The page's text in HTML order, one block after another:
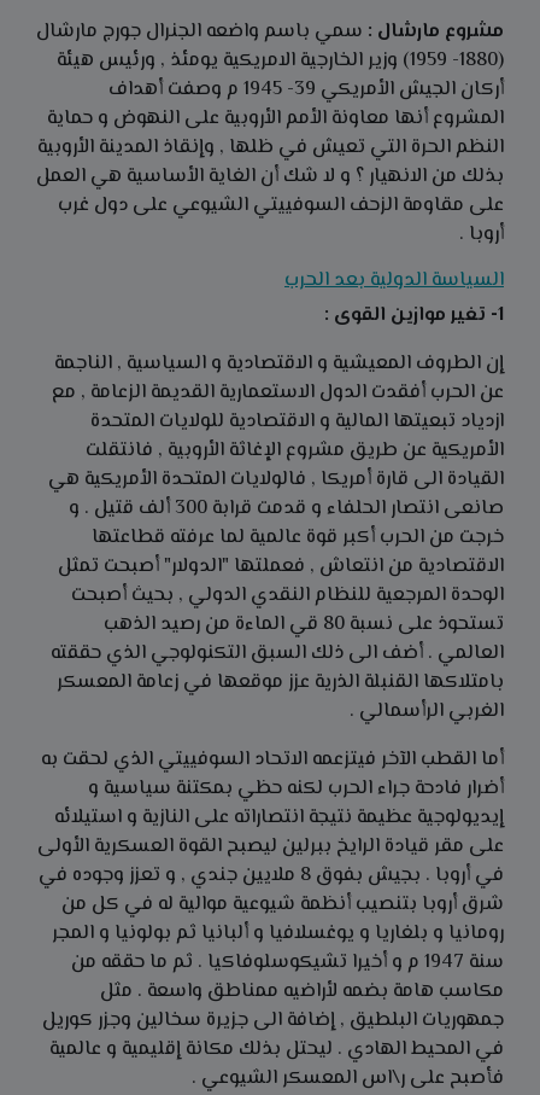
مشروع مارشال : سمي باسم واضعه الجنرال جورج مارشال
(1880- 1959) وزير الخارجية الامريكية يومئذ , ورئيس هيئة
أركان الجيش الأمريكي 39- 1945 م وصفت أهداف
المشروع أنها معاونة الأمم الأروبية على النهوض و حماية
النظم الحرة التي تعيش في ظلها , وإنقاذ المدينة الأروبية
بذلك من الانهيار ؟ و لا شك أن الغاية الأساسية هي العمل
على مقاومة الزحف السوفييتي الشيوعي على دول غرب
أروبا .
السياسة الدولية بعد الحرب
1- تغير موازين القوى :
إن الطروف المعيشية و الاقتصادية و السياسية , الناجمة
عن الحرب أفقدت الدول الاستعمارية القديمة الزعامة , مع
ازدياد تبعيتها المالية و الاقتصادية للولايات المتحدة
الأمريكية عن طريق مشروع الإغاثة الأروبية , فانتقلت
القيادة الى قارة أمريكا , فالولايات المتحدة الأمريكية هي
صانعى انتصار الحلفاء و قدمت قرابة 300 ألف قتيل . و
خرجت من الحرب أكبر قوة عالمية لما عرفته قطاعتها
الاقتصادية من انتعاش , فعملتها "الدولار" أصبحت تمثل
الوحدة المرجعية للنظام النقدي الدولي , بحيث أصبحت
تستحوذ على نسبة 80 قي الماءة من رصيد الذهب
العالمي . أضف الى ذلك السبق التكنولوجي الذي حققته
بامتلاكها القنبلة الذرية عزز موقعها في زعامة المعسكر
الغربي الرأسمالي .
أما القطب الآخر فيتزعمه الاتحاد السوفييتي الذي لحقت به
أضرار فادحة جراء الحرب لكنه حظي بمكتنة سياسية و
إيديولوجية عظيمة نتيجة انتصاراته على النازية و استيلائه
على مقر قيادة الرايخ ببرلين ليصبح القوة العسكرية الأولى
في أروبا . بجيش بفوق 8 ملايين جندي , و تعزز وجوده في
شرق أروبا بتنصيب أنظمة شيوعية موالية له في كل من
رومانيا و بلغاريا و يوغسلافيا و ألبانيا ثم بولونيا و المجر
سنة 1947 م و أخيرا تشيكوسلوفاكيا . ثم ما حققه من
مكاسب هامة بضمه لأراضيه ممناطق واسعة . مثل
جمهوريات البلطيق , إضافة الى جزيرة سخالين وجزر كوريل
في المحيط الهادي . ليحتل بذلك مكانة إقليمية و عالمية
فأصبح على ر\اس المعسكر الشيوعي .